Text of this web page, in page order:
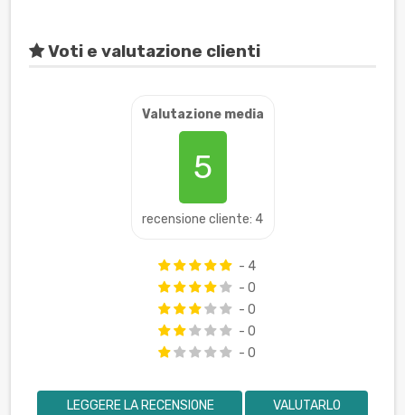
Voti e valutazione clienti
Valutazione media
5
recensione cliente: 4
- 4
- 0
- 0
- 0
- 0
LEGGERE LA RECENSIONE VALUTARLO